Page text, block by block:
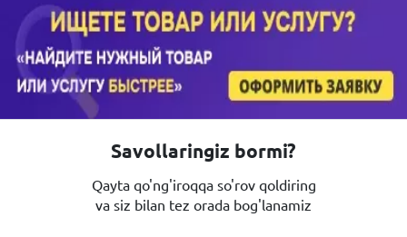
Savollaringiz bormi?
Qayta qo'ng'iroqqa so'rov qoldiring
va siz bilan tez orada bog'lanamiz